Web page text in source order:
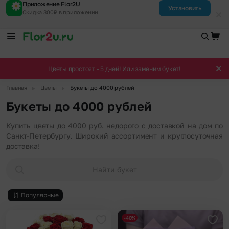
Приложение Flor2U
Скидка 300₽ в приложении
Установить
Цветы простоят - 5 дней! Или заменим букет!
Главная Цветы Букеты до 4000 рублей
Букеты до 4000 рублей
Купить цветы до 4000 руб. недорого с доставкой на дом по
Санкт-Петербургу. Широкий ассортимент и круглосуточная
доставка!
Найти букет
Популярные
-40%